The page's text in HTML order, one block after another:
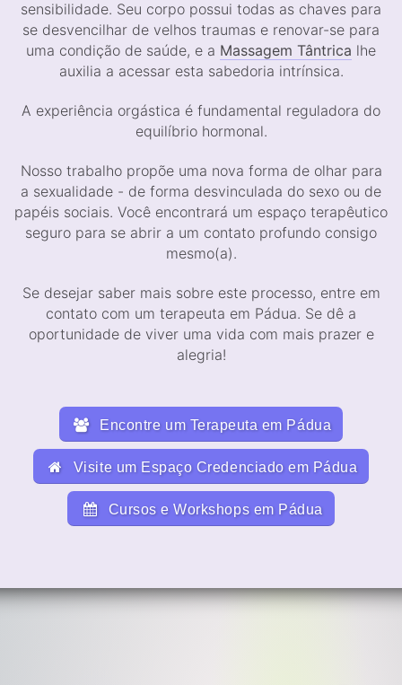
sensibilidade. Seu corpo possui todas as chaves para
se desvencilhar de velhos traumas e renovar-se para
uma condição de saúde, e a Massagem Tântrica lhe
auxilia a acessar esta sabedoria intrínsica.
A experiência orgástica é fundamental reguladora do
equilíbrio hormonal.
Nosso trabalho propõe uma nova forma de olhar para
a sexualidade - de forma desvinculada do sexo ou de
papéis sociais. Você encontrará um espaço terapêutico
seguro para se abrir a um contato profundo consigo
mesmo(a).
Se desejar saber mais sobre este processo, entre em
contato com um terapeuta em Pádua. Se dê a
oportunidade de viver uma vida com mais prazer e
alegria!
Encontre um Terapeuta em Pádua
Visite um Espaço Credenciado em Pádua
Cursos e Workshops em Pádua